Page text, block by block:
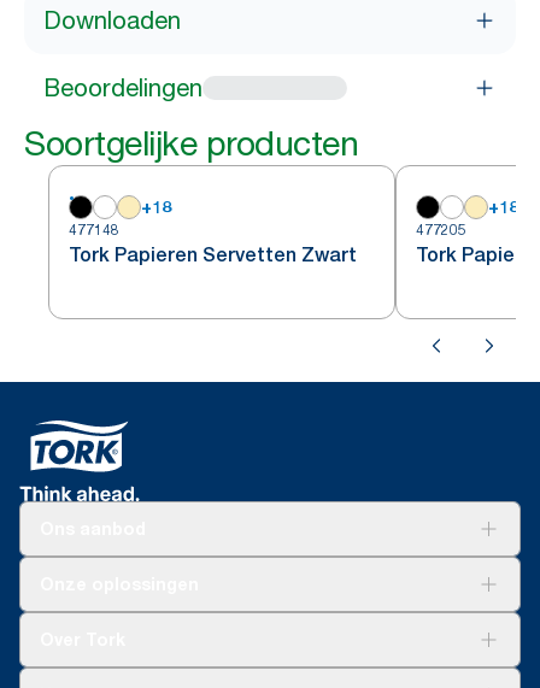
Downloaden
Beoordelingen
Soortgelijke producten
+18
477148
Tork Papieren Servetten Zwart
+18
477205
Tork